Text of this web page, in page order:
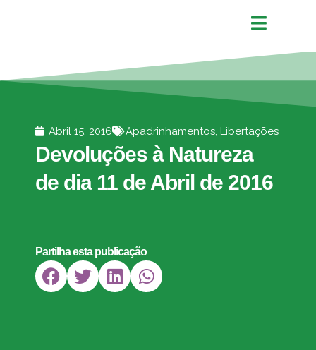
Abril 15, 2016 Apadrinhamentos, Libertações
Devoluções à Natureza
de dia 11 de Abril de 2016
Partilha esta publicação